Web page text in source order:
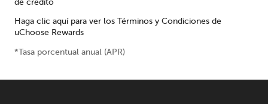
de crédito
Haga clic aquí para ver los Términos y Condiciones de
uChoose Rewards
*Tasa porcentual anual (APR)